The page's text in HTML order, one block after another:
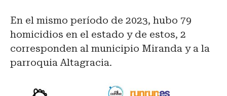
En el mismo período de 2023, hubo 79
homicidios en el estado y de estos, 2
corresponden al municipio Miranda y a la
parroquia Altagracia.